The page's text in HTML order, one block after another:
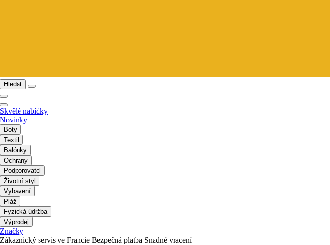
Hledat
Skvělé nabídky
Novinky
Boty
Textil
Balónky
Ochrany
Podporovatel
Životní styl
Vybavení
Pláž
Fyzická údržba
Výprodej
Značky
Zákaznický servis ve Francie Bezpečná platba Snadné vracení